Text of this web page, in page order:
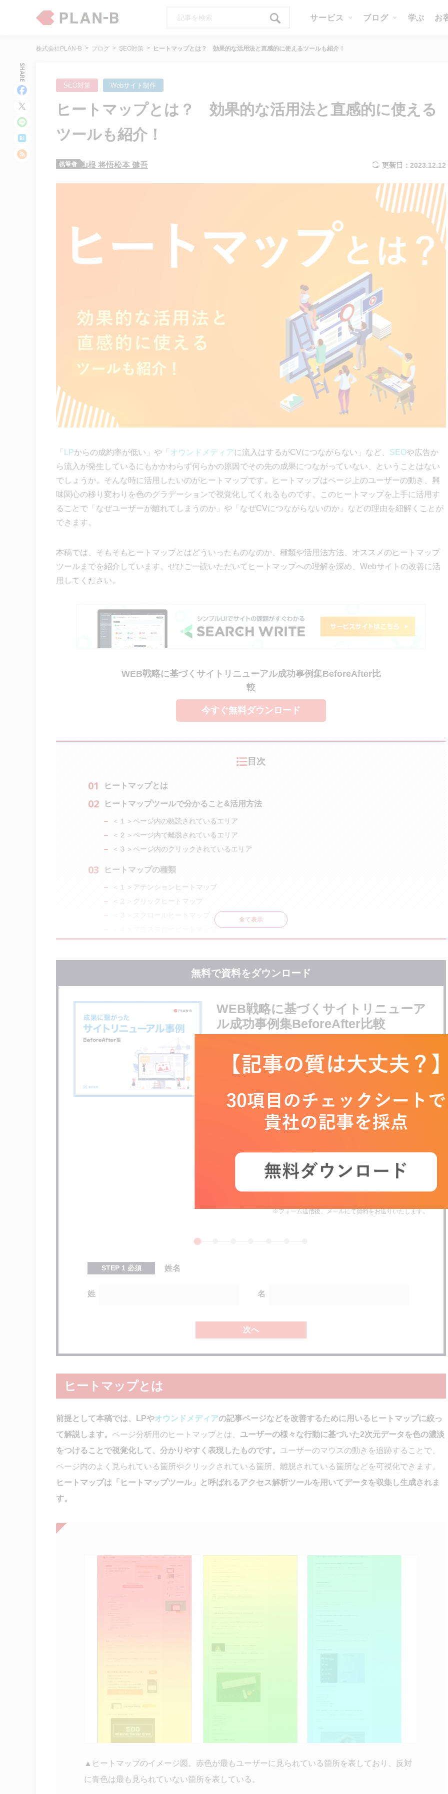
サービス ブログ 学ぶ お
株式会社PLAN-B ブログ SEO対策 ヒートマップとは？ 効果的な活用法と直感的に使えるツールも紹介！
SEO対策 Webサイト制作
ヒートマップとは？ 効果的な活用法と直感的に使える
ツールも紹介！
執筆者 山根 将悟松本 健吾 更新日：2023.12.12
「 LPからの成約率が低い」や「 オウンドメディアに流入はするがCVにつながらない」など、 SEOや広告か
ら流入が発生しているにもかかわらず何らかの原因でその先の成果につながっていない、ということはない
でしょうか。そんな時に活用したいのがヒートマップです。ヒートマップはページ上のユーザーの動き、興
味関心の移り変わりを色のグラデーションで視覚化してくれるものです。このヒートマップを上手に活用す
ることで「なぜユーザーが離れてしまうのか」や「なぜCVにつながらないのか」などの理由を紐解くことが
できます。
本稿では、そもそもヒートマップとはどういったものなのか、種類や活用法方法、オススメのヒートマップ
ツールまでを紹介しています。ぜひご一読いただいてヒートマップへの理解を深め、Webサイトの改善に活
用してください。
WEB戦略に基づくサイトリニューアル成功事例集BeforeAfter比
較
今すぐ無料ダウンロード
目次
ヒートマップとは
ヒートマップツールで分かること&活用方法
＜１＞ページ内の熟読されているエリア
＜２＞ページ内で離脱されているエリア
＜３＞ページ内のクリックされているエリア
ヒートマップの種類
＜１＞アテンションヒートマップ
＜２＞クリックヒートマップ
まとめ
全て表示
無料で資料をダウンロード
WEB戦略に基づくサイトリニューア
ル成功事例集BeforeAfter比較
■こんな方におすすめ
・どのようなWebサイトの課題がある際に、リニューアルすればいいか分
からない方
・実際に、他社がどのようなサイトリニューアルを行っているのか知りた
・BtoC,BtoBにおける、それぞれのリニューアル実例5種
・各実例における、Webサイトの課題とリニューアル施策内容
自社のサイトリニューアルをご検討の方は、ぜひご活用ください！
※フォーム送信後、メールにて資料をお送りいたします。
STEP 1 必須 姓名
姓 名
次へ
ヒートマップとは
前提として本稿では、LPやオウンドメディアの記事ページなどを改善するために用いるヒートマップに絞っ
て解説します。 ページ分析用のヒートマップとは、 ユーザーの様々な行動に基づいた2次元データを色の濃淡
をつけることで視覚化して、分かりやすく表現したものです。 ユーザーのマウスの動きを追跡することで、
ページ内のよく見られている箇所やクリックされている箇所、離脱されている箇所などを可視化できます。
ヒートマップは 「ヒートマップツール」と呼ばれるアクセス解析ツールを用いてデータを収集し生成されま
す。
▲ヒートマップのイメージ図。赤色が最もユーザーに見られている箇所を表しており、反対
に青色は最も見られていない箇所を表している。
SHARE